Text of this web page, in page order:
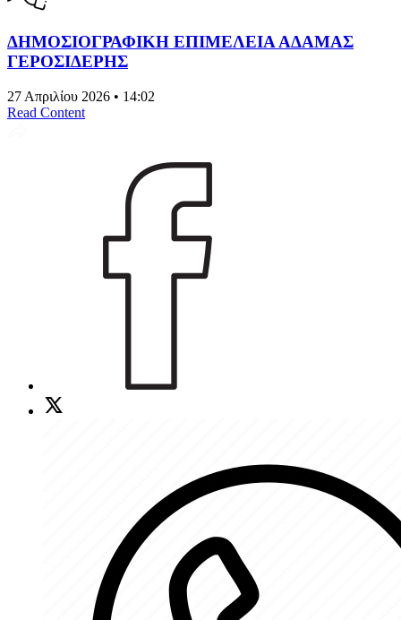
ΔΗΜΟΣΙΟΓΡΑΦΙΚΗ ΕΠΙΜΕΛΕΙΑ ΑΔΑΜΑΣ
ΓΕΡΟΣΙΔΕΡΗΣ
27 Απριλίου 2026 • 14:02
Read Content